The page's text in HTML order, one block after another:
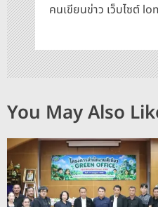
คนเขียนข่าว เว็บไซต์
You May Also